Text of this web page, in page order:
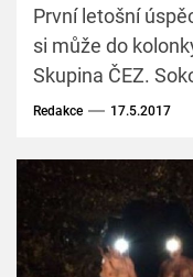
První letošní
si může do
Skupina ČEZ.
Teplárny Trmice
Redakce 17.5.2017